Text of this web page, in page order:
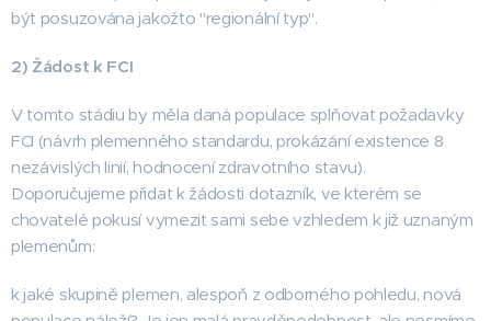
být posuzována jakožto "regionální typ".
2) Žádost k FCI
V tomto stádiu by měla daná populace splňovat požadavky
FCI (návrh plemenného standardu, prokázání existence 8
nezávislých linií, hodnocení zdravotního stavu).
Doporučujeme přidat k žádosti dotazník, ve kterém se
chovatelé pokusí vymezit sami sebe vzhledem k již uznaným
plemenům:
k jaké skupině plemen, alespoň z odborného pohledu, nová